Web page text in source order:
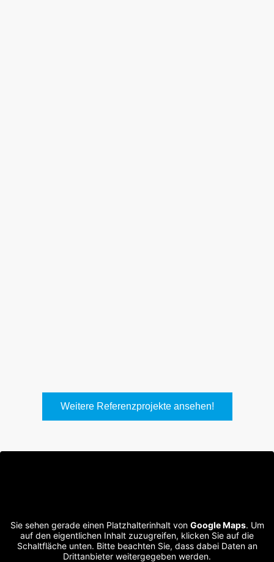
Weitere Referenzprojekte ansehen!
Sie sehen gerade einen Platzhalterinhalt von Google Maps. Um
auf den eigentlichen Inhalt zuzugreifen, klicken Sie auf die
Schaltfläche unten. Bitte beachten Sie, dass dabei Daten an
Drittanbieter weitergegeben werden.